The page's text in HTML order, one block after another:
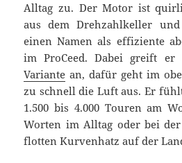
Alltag zu. Der Motor ist
aus dem Drehzahlkeller
einen Namen als effiziente
im ProCeed. Dabei greift er
Variante an, dafür geht im
zu schnell die Luft aus. Er
1.500 bis 4.000 Touren am
Worten im Alltag oder bei
flotten Kurvenhatz auf der